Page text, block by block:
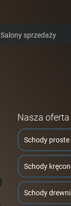
Salony sprzedaży
Nasza oferta
Schody
Schody
Schody